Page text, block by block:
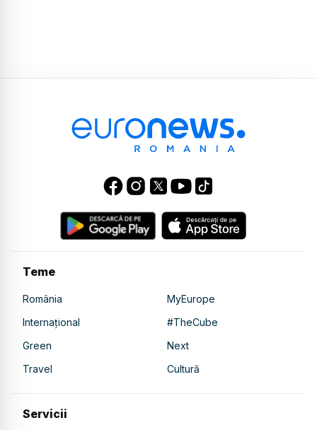
Teme
România
MyEurope
Internațional
#TheCube
Green
Next
Travel
Cultură
Servicii